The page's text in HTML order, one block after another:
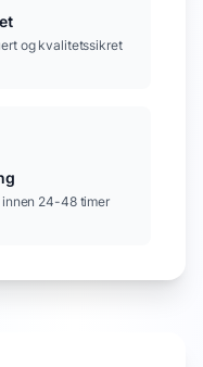
og kvalitetssikret
innen 24-48 timer